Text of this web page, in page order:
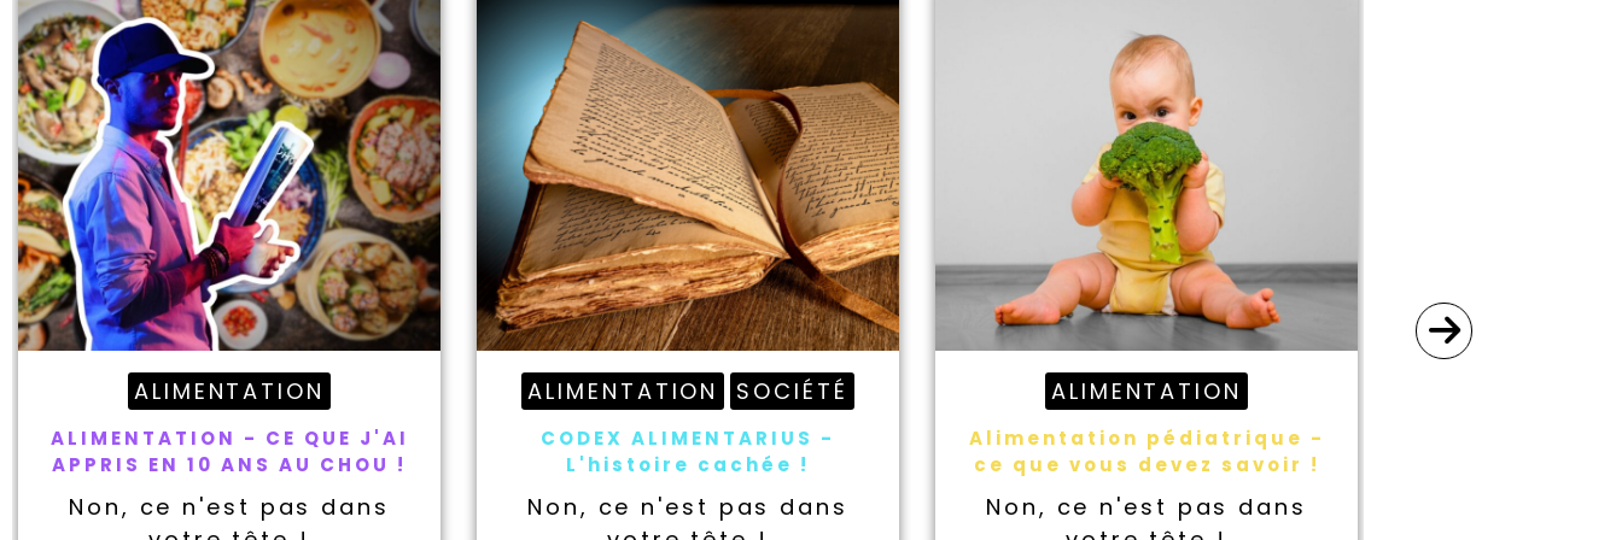
ALIMENTATION
ALIMENTATION - CE QUE J'AI
APPRIS EN 10 ANS AU CHOU !
Non, ce n'est pas dans
ALIMENTATION SOCIÉTÉ
CODEX ALIMENTARIUS -
L'histoire cachée !
Non, ce n'est pas dans
ALIMENTATION
Alimentation pédiatrique -
ce que vous devez savoir !
Non, ce n'est pas dans